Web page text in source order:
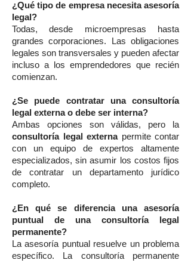
¿Qué tipo de empresa necesita asesoría
legal?
Todas, desde microempresas hasta
grandes corporaciones. Las obligaciones
legales son transversales y pueden afectar
incluso a los emprendedores que recién
comienzan.
¿Se puede contratar una consultoría
legal externa o debe ser interna?
Ambas opciones son válidas, pero la
consultoría legal externapermite contar
con un equipo de expertos altamente
especializados, sin asumir los costos fijos
de contratar un departamento jurídico
completo.
¿En qué se diferencia una asesoría
puntual de una consultoría legal
permanente?
La asesoría puntual resuelve un problema
específico. La consultoría permanente